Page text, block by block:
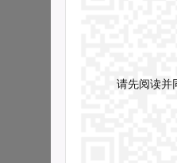
请先阅读并